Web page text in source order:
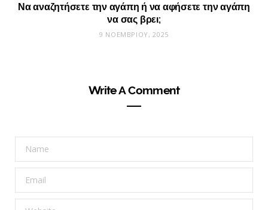
Να αναζητήσετε την αγάπη ή να αφήσετε την αγάπη
να σας βρει;
9 ΝΟΕΜΒΡΊΟΥ, 2025
Write A Comment